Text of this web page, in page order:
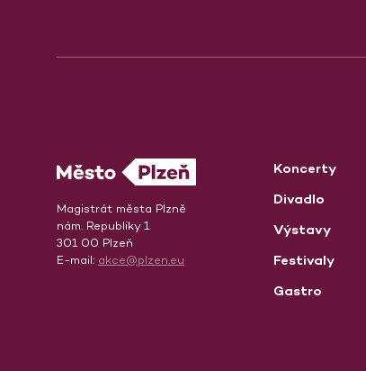
Magistrát města Plzně
nám. Republiky 1
301 00 Plzeň
E-mail: akce@plzen.eu
Koncerty
Divadlo
Výstavy
Festivaly
Gastro